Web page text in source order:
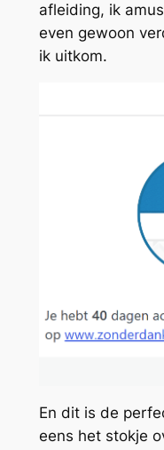
afleiding, ik
even gewoon
ik uitkom.
En dit is de
eens het stokje